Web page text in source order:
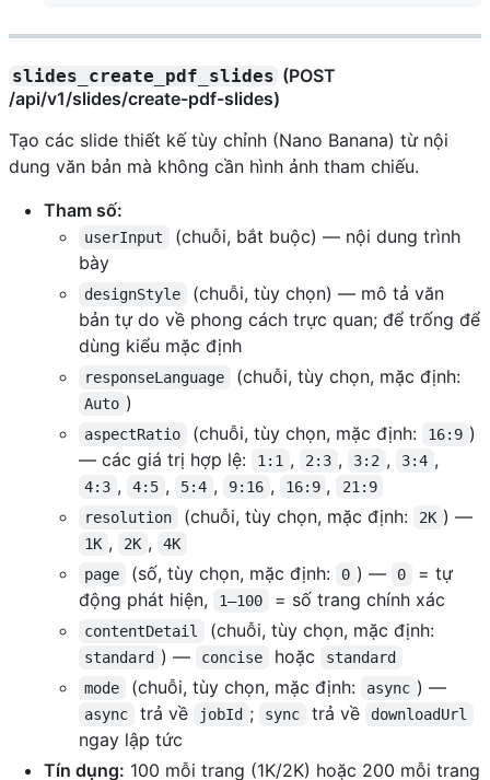
slides_create_pdf_slides (POST
/api/v1/slides/create-pdf-slides)
Tạo các slide thiết kế tùy chỉnh (Nano Banana) từ nội
dung văn bản mà không cần hình ảnh tham chiếu.
Tham số:
userInput
(chuỗi, bắt buộc) — nội dung trình
bày
designStyle
(chuỗi, tùy chọn) — mô tả văn
bản tự do về phong cách trực quan; để trống để
dùng kiểu mặc định
responseLanguage (chuỗi, tùy chọn, mặc định:
Auto )
aspectRatio (chuỗi, tùy chọn, mặc định: 16:9 )
— các giá trị hợp lệ:
1:1 , 2:3 , 3:2 , 3:4 ,
4:3 , 4:5 , 5:4 , 9:16 , 16:9 ,
21:9
resolution
(chuỗi, tùy chọn, mặc định: 2K ) —
1K , 2K ,
4K
page
(số, tùy chọn, mặc định: 0 ) — 0
= tự
động phát hiện,
1–100 = số trang chính xác
contentDetail (chuỗi, tùy chọn, mặc định:
standard ) — concise hoặc
standard
mode
(chuỗi, tùy chọn, mặc định: async ) —
async trả về jobId ; sync trả về downloadUrl
ngay lập tức
Tín dụng: 100 mỗi trang (1K/2K) hoặc 200 mỗi trang